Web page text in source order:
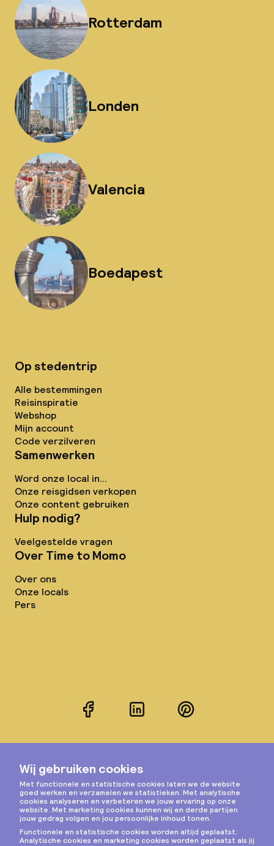
Rotterdam
Londen
Valencia
Boedapest
Op stedentrip
Alle bestemmingen
Reisinspiratie
Webshop
Mijn account
Code verzilveren
Samenwerken
Word onze local in...
Onze reisgidsen verkopen
Onze content gebruiken
Hulp nodig?
Veelgestelde vragen
Over Time to Momo
Over ons
Onze locals
Pers
FacebookLinkedInPinterest
Instagram